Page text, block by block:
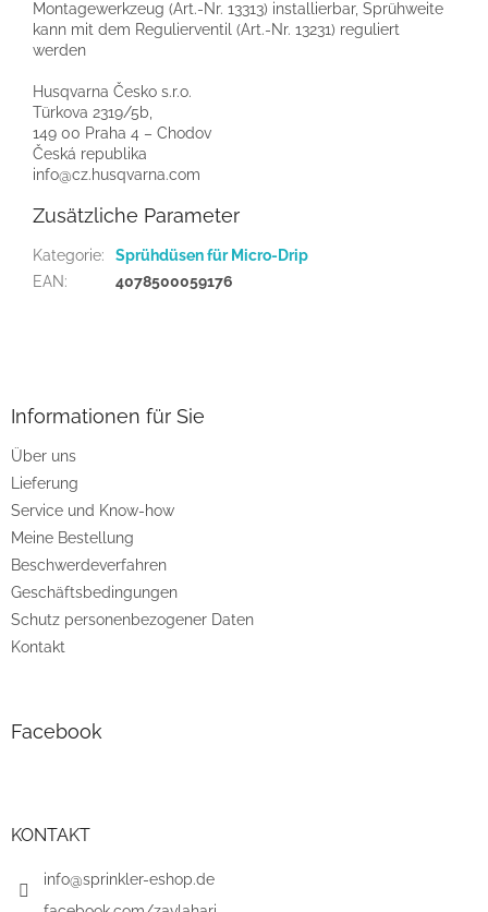
Montagewerkzeug (Art.-Nr. 13313) installierbar, Sprühweite
kann mit dem Regulierventil (Art.-Nr. 13231) reguliert
werden
Husqvarna Česko s.r.o.
Türkova 2319/5b,
149 00 Praha 4 – Chodov
Česká republika
info@cz.husqvarna.com
Zusätzliche Parameter
Kategorie:
Sprühdüsen für Micro-Drip
EAN: 4078500059176
e
Informationen für Sie
Über uns
Lieferung
Service und Know-how
Meine Bestellung
Beschwerdeverfahren
Geschäftsbedingungen
Schutz personenbezogener Daten
Kontakt
Facebook
KONTAKT
info@sprinkler-eshop.de